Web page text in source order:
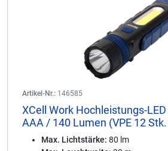
Artikel-Nr.: 146585
XCell Work Hochleistungs-
AAA / 140 Lumen (VPE 12
Max. Lichtstärke: 80 lm